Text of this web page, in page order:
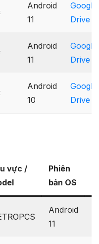
Android
11
Google
Drive
Android
11
Google
Drive
Android
10
Google
Drive
vực /
Phiên
bản OS
Android
11